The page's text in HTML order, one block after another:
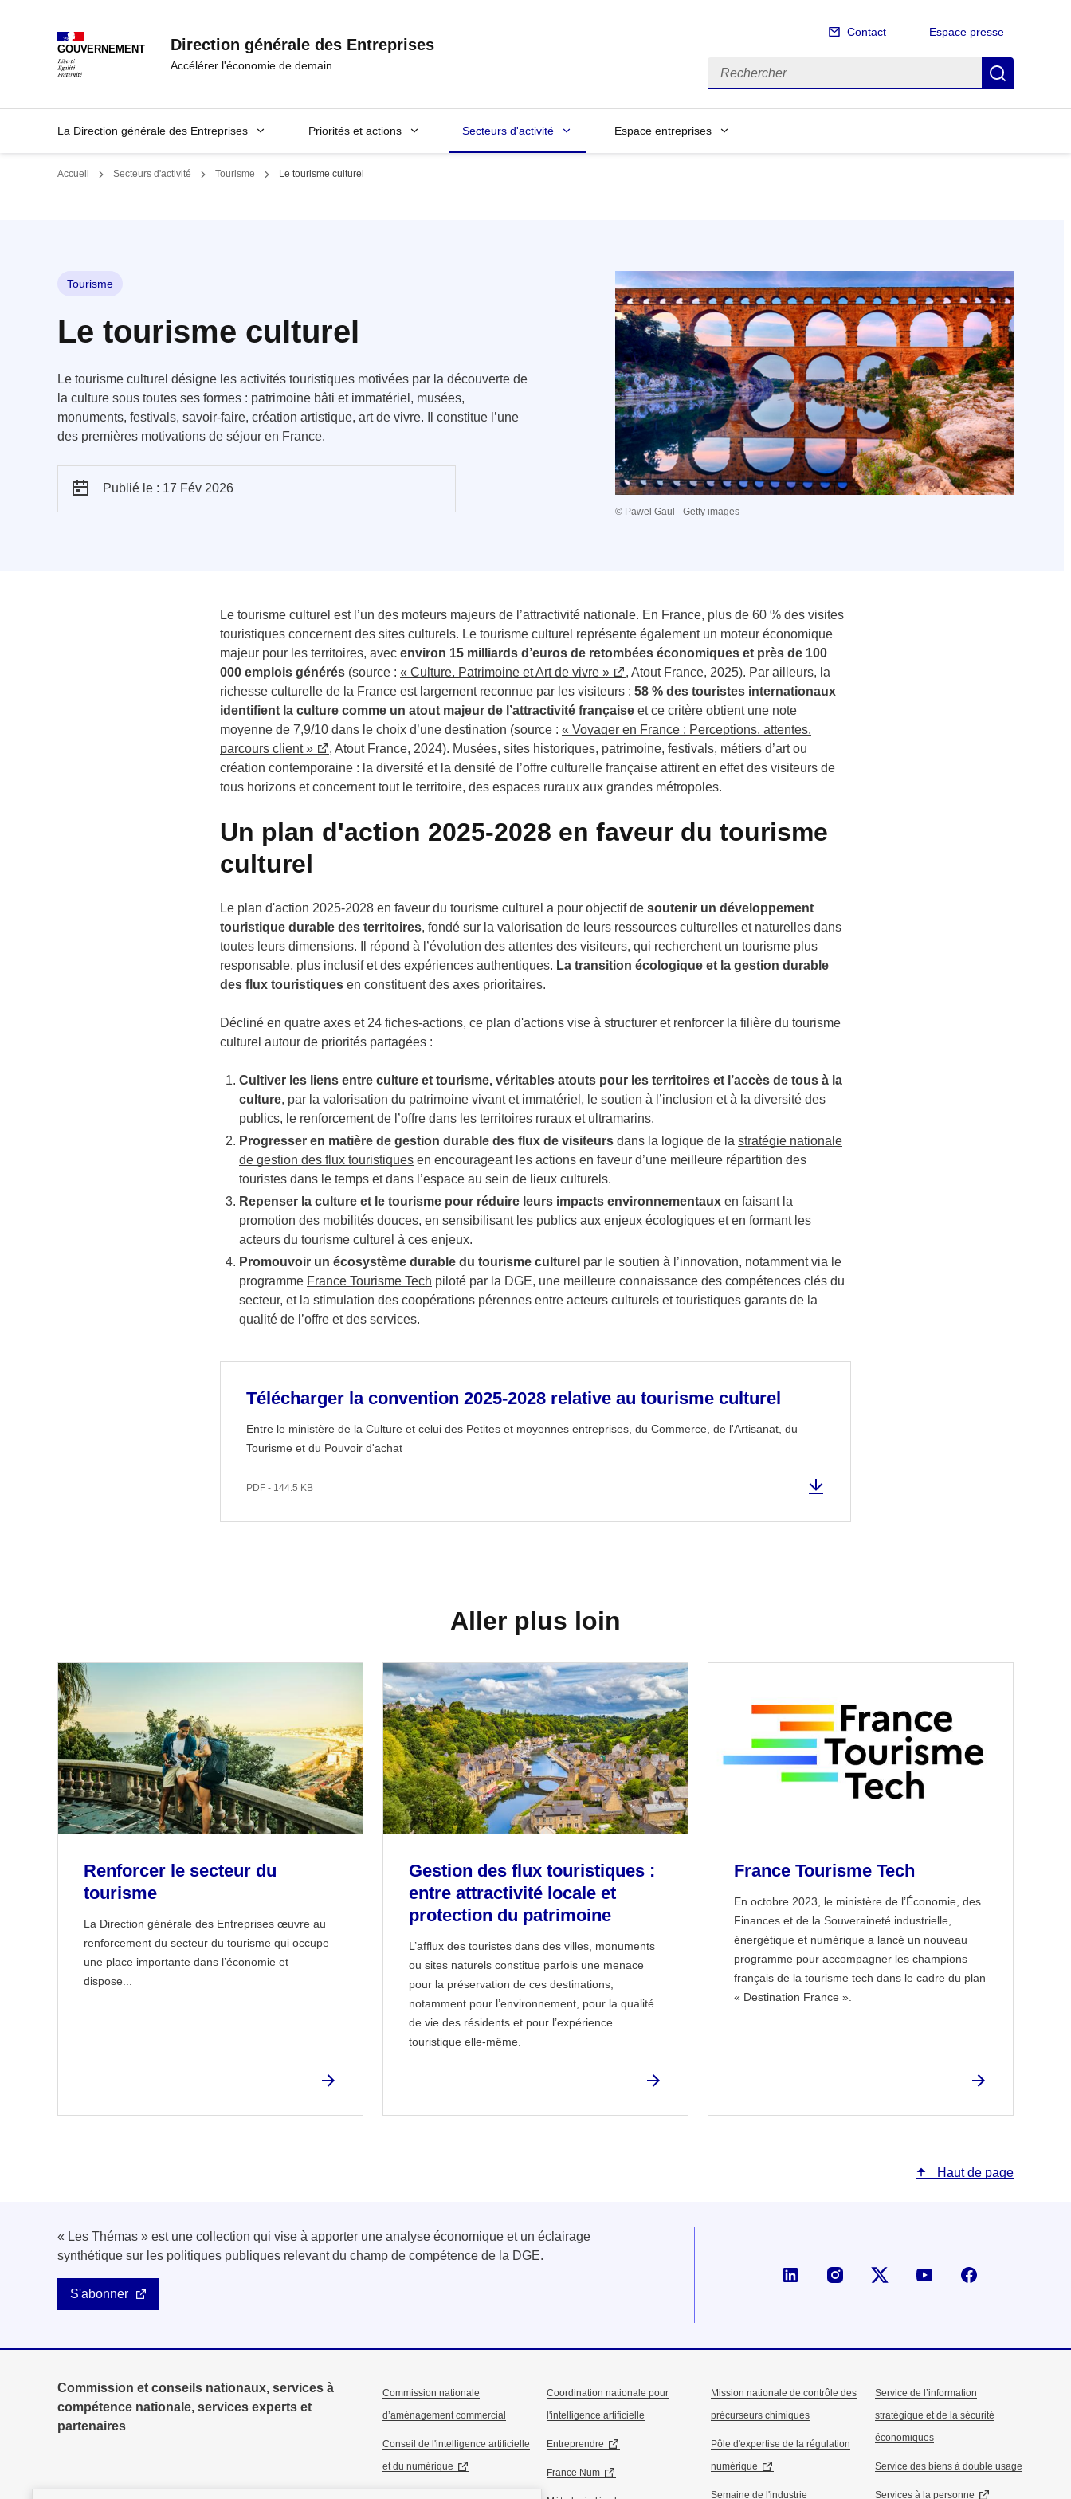
GOUVERNEMENT Direction générale des Entreprises
Accélérer l'économie de demain
Contact Espace presse
Rechercher
La Direction générale des Entreprises Priorités et actions Secteurs d'activité Espace entreprises
Accueil Secteurs d'activité Tourisme Le tourisme culturel
Tourisme
Le tourisme culturel
Le tourisme culturel désigne les activités touristiques motivées par la découverte de
la culture sous toutes ses formes : patrimoine bâti et immatériel, musées,
monuments, festivals, savoir-faire, création artistique, art de vivre. Il constitue l’une
des premières motivations de séjour en France.
Publié le : 17 Fév 2026
© Pawel Gaul - Getty images
Le tourisme culturel est l’un des moteurs majeurs de l’attractivité nationale. En France, plus de 60 % des visites
touristiques concernent des sites culturels. Le tourisme culturel représente également un moteur économique
majeur pour les territoires, avec environ 15 milliards d’euros de retombées économiques et près de 100
000 emplois générés (source : « Culture, Patrimoine et Art de vivre » , Atout France, 2025). Par ailleurs, la
richesse culturelle de la France est largement reconnue par les visiteurs : 58 % des touristes internationaux
identifient la culture comme un atout majeur de l’attractivité française et ce critère obtient une note
moyenne de 7,9/10 dans le choix d’une destination (source : « Voyager en France : Perceptions, attentes,
parcours client »
, Atout France, 2024). Musées, sites historiques, patrimoine, festivals, métiers d’art ou
création contemporaine : la diversité et la densité de l’offre culturelle française attirent en effet des visiteurs de
tous horizons et concernent tout le territoire, des espaces ruraux aux grandes métropoles.
Un plan d'action 2025-2028 en faveur du tourisme
culturel
Le plan d'action 2025-2028 en faveur du tourisme culturel a pour objectif de soutenir un développement
touristique durable des territoires, fondé sur la valorisation de leurs ressources culturelles et naturelles dans
toutes leurs dimensions. Il répond à l’évolution des attentes des visiteurs, qui recherchent un tourisme plus
responsable, plus inclusif et des expériences authentiques. La transition écologique et la gestion durable
des flux touristiques en constituent des axes prioritaires.
Décliné en quatre axes et 24 fiches-actions, ce plan d'actions vise à structurer et renforcer la filière du tourisme
culturel autour de priorités partagées :
Cultiver les liens entre culture et tourisme, véritables atouts pour les territoires et l’accès de tous à la
culture, par la valorisation du patrimoine vivant et immatériel, le soutien à l’inclusion et à la diversité des
publics, le renforcement de l’offre dans les territoires ruraux et ultramarins.
Progresser en matière de gestion durable des flux de visiteurs dans la logique de la stratégie nationale
de gestion des flux touristiques en encourageant les actions en faveur d’une meilleure répartition des
touristes dans le temps et dans l’espace au sein de lieux culturels.
Repenser la culture et le tourisme pour réduire leurs impacts environnementaux en faisant la
promotion des mobilités douces, en sensibilisant les publics aux enjeux écologiques et en formant les
acteurs du tourisme culturel à ces enjeux.
Promouvoir un écosystème durable du tourisme culturel par le soutien à l’innovation, notamment via le
programme France Tourisme Tech piloté par la DGE, une meilleure connaissance des compétences clés du
secteur, et la stimulation des coopérations pérennes entre acteurs culturels et touristiques garants de la
qualité de l’offre et des services.
Télécharger la convention 2025-2028 relative au tourisme culturel
Entre le ministère de la Culture et celui des Petites et moyennes entreprises, du Commerce, de l'Artisanat, du
Tourisme et du Pouvoir d'achat
PDF - 144.5 KB
Aller plus loin
Renforcer le secteur du
tourisme
La Direction générale des Entreprises œuvre au
renforcement du secteur du tourisme qui occupe
une place importante dans l’économie et
dispose...
Gestion des flux touristiques :
entre attractivité locale et
protection du patrimoine
L’afflux des touristes dans des villes, monuments
ou sites naturels constitue parfois une menace
pour la préservation de ces destinations,
notamment pour l’environnement, pour la qualité
de vie des résidents et pour l’expérience
touristique elle-même.
France Tourisme Tech
En octobre 2023, le ministère de l’Économie, des
Finances et de la Souveraineté industrielle,
énergétique et numérique a lancé un nouveau
programme pour accompagner les champions
français de la tourisme tech dans le cadre du plan
« Destination France ».
Haut de page
« Les Thémas » est une collection qui vise à apporter une analyse économique et un éclairage
synthétique sur les politiques publiques relevant du champ de compétence de la DGE.
S'abonner
Page LinkedIn de la DGECompte X (ex-Twitter) de la
Commission et conseils nationaux, services à
compétence nationale, services experts et
partenaires
Commission nationale
d’aménagement commercial
Conseil de l'intelligence artificielle
et du numérique
Coordination nationale pour
l'intelligence artificielle
Entreprendre
France Num
Mission nationale de contrôle des
précurseurs chimiques
Pôle d'expertise de la régulation
numérique
Semaine de l'industrie
Service de l’information
stratégique et de la sécurité
économiques
Service des biens à double usage
Services à la personne